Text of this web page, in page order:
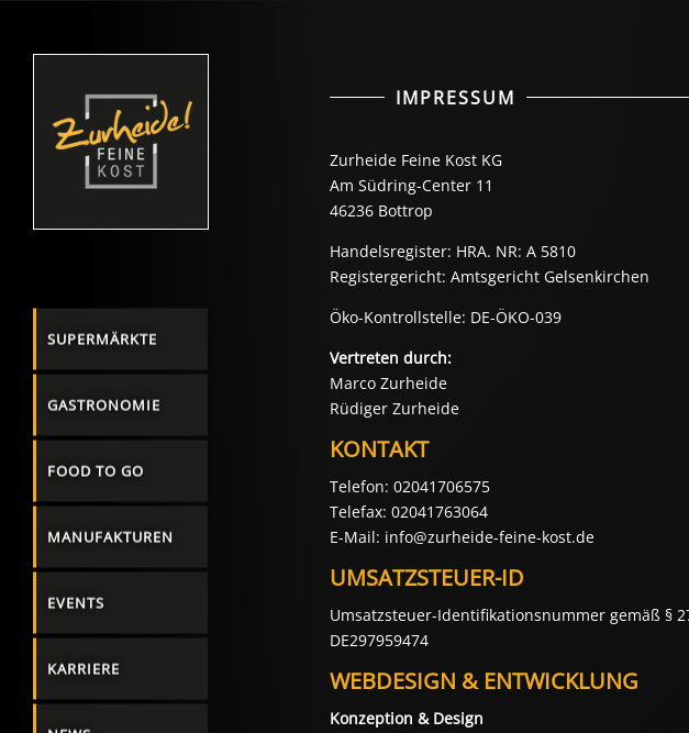
SUPERMÄRKTE
GASTRONOMIE
FOOD TO GO
MANUFAKTUREN
EVENTS
KARRIERE
IMPRESSUM
Zurheide Feine Kost KG
Am Südring-Center 11
46236 Bottrop
Handelsregister: HRA. NR: A 5810
Registergericht: Amtsgericht Gelsenkirchen
Öko-Kontrollstelle: DE-ÖKO-039
Vertreten durch:
Marco Zurheide
Rüdiger Zurheide
KONTAKT
Telefon: 02041706575
Telefax: 02041763064
E-Mail: info@zurheide-feine-kost.de
UMSATZSTEUER-ID
Umsatzsteuer-Identifikationsnummer gemäß §
DE297959474
WEBDESIGN & ENTWICKLUNG
Konzeption & Design